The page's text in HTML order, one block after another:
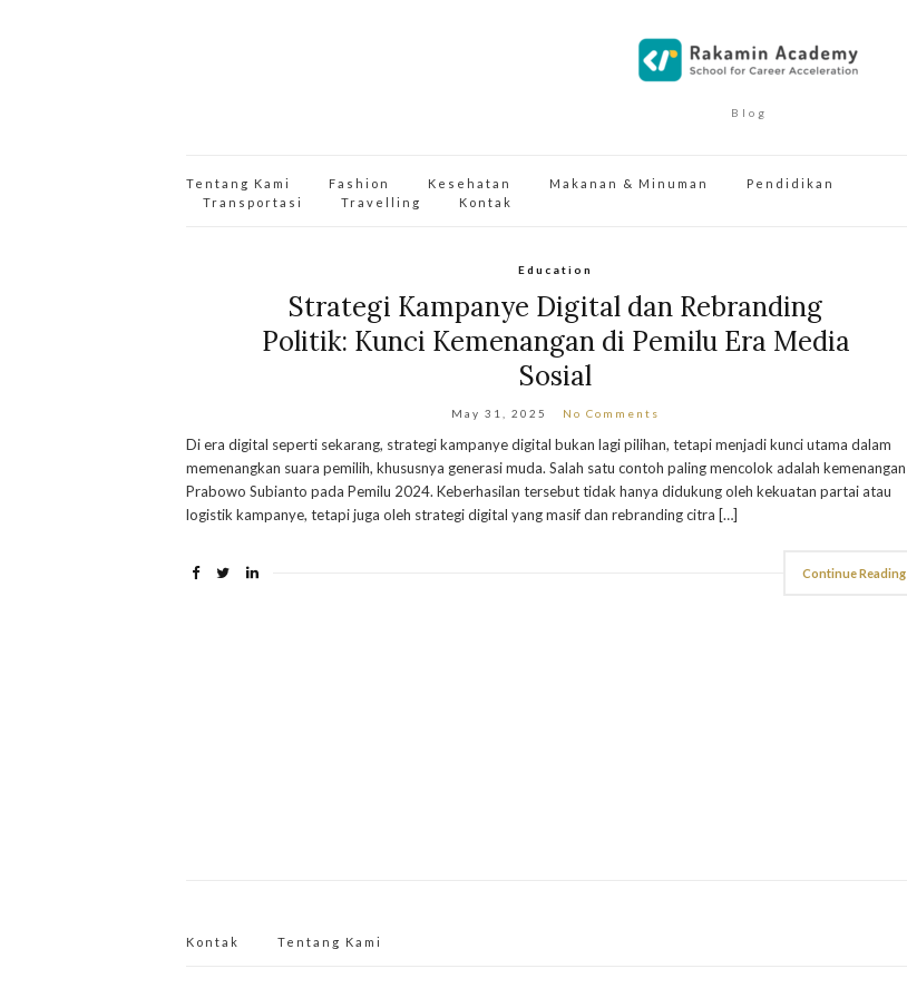
Blog
Tentang Kami Fashion Kesehatan Makanan & Minuman
Pendidikan
Transportasi
Travelling Kontak
Education
Strategi Kampanye Digital dan Rebranding
Politik: Kunci Kemenangan di Pemilu Era Media
Sosial
May 31, 2025 No Comments
Di era digital seperti sekarang, strategi kampanye digital bukan lagi pilihan, tetapi menjadi kunci utama dalam
memenangkan suara pemilih, khususnya generasi muda. Salah satu contoh paling mencolok adalah kemenangan
Prabowo Subianto pada Pemilu 2024. Keberhasilan tersebut tidak hanya didukung oleh kekuatan partai atau
logistik kampanye, tetapi juga oleh strategi digital yang masif dan rebranding citra […]
Continue Reading
Kontak Tentang Kami